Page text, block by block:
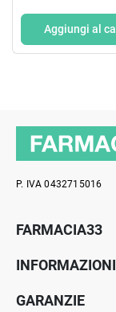
CM X 4,5 M 1
Aggiungi al
P. IVA 0432715016
FARMACIA33
INFORMAZIONI
GARANZIE